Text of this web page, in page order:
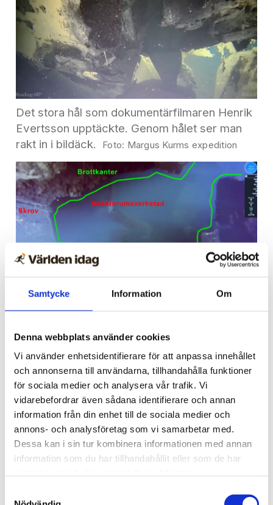
Samtycke Information Om
Denna webbplats använder cookies
Vi använder enhetsidentifierare för att anpassa innehållet
och annonserna till användarna, tillhandahålla funktioner
för sociala medier och analysera vår trafik. Vi
vidarebefordrar även sådana identifierare och annan
information från din enhet till de sociala medier och
annons- och analysföretag som vi samarbetar med.
Dessa kan i sin tur kombinera informationen med annan
information som du har tillhandahållit eller som de har
Det stora hål som dokumentärfilmaren Henrik
Evertsson upptäckte. Genom hålet ser man
rakt in i bildäck.
Margus Kurms expedition
Akterut från det stora hål som hittades av
maskinverkstaden, med uttryckt fartygsplåt
och avbrutna balkar.
Margus Kurm/Johan
Ridderstolpe